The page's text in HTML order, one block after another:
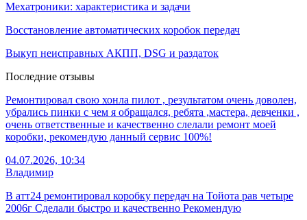
Мехатроники: характеристика и задачи
Восстановление автоматических коробок передач
Выкуп неисправных АКПП, DSG и раздаток
Последние отзывы
Ремонтировал свою хонла пилот , результатом очень доволен,
убрались пинки с чем я обращался, ребята ,мастера, девченки ,
очень ответственные и качественно слелали ремонт моей
коробки, рекомендую данный сервис 100%!
04.07.2026, 10:34
Владимир
В атт24 ремонтировал коробку передач на Тойота рав четыре
2006г Сделали быстро и качественно Рекомендую